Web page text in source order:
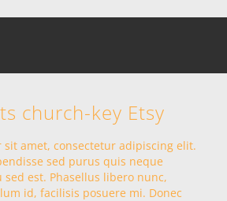
church-key Etsy
sit amet, consectetur adipiscing elit.
sed purus quis neque
est. Phasellus libero nunc,
id, facilisis posuere mi. Donec